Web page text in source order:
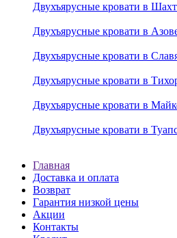
Двухъярусные кровати в
Двухъярусные кровати в
Двухъярусные кровати в
Двухъярусные кровати в
Двухъярусные кровати в
Двухъярусные кровати в
Главная
Доставка и оплата
Возврат
Гарантия низкой цены
Акции
Контакты